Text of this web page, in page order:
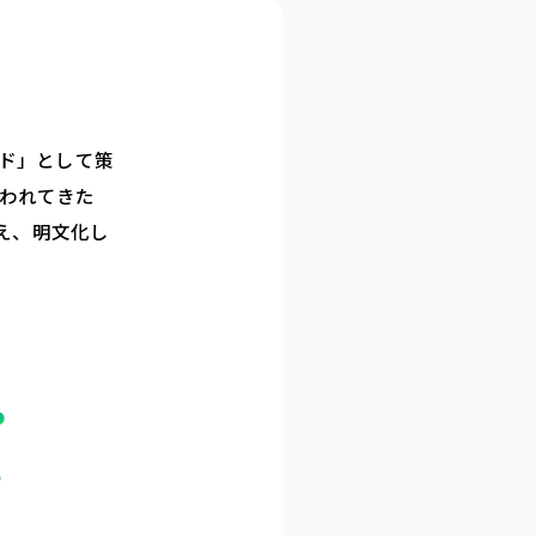
」として策
れてきた
、明文化し